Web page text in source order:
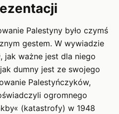
Palestyny było czymś
gestem. W wywiadzie
jak ważne jest dla niego
dumny jest ze swojego
Palestyńczyków,
ogromnego
(katastrofy) w 1948